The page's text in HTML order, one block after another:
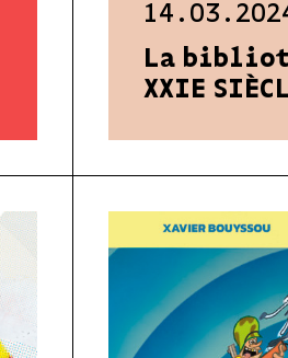
La
XXIE